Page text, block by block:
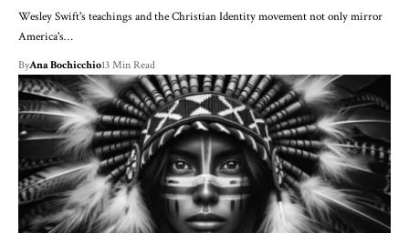
Wesley Swift's teachings and the Christian Identity movement not only mirror
America's…
ByAna Bochicchio13 Min Read